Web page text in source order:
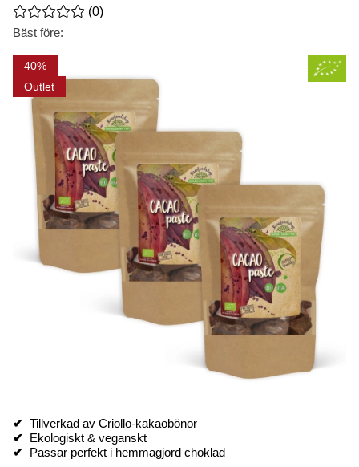
Medelbetyg 0 av 5 Antal betyg 0
(0)
Bäst före:
40
Outlet
Produktbilder Kakaomassa 100% EKO 250g x 3 paket
✔ Tillverkad av Criollo-kakaobönor
✔
Ekologiskt & veganskt
✔
Passar perfekt i hemmagjord choklad